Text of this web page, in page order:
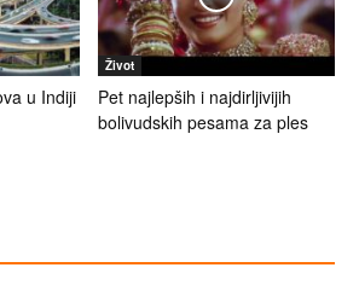
u Indiji
Život
Pet najlepših i najdirljivijih
bolivudskih pesama za ples